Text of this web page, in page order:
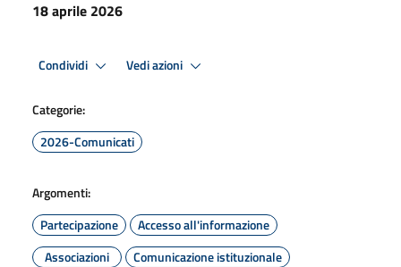
18 aprile 2026
Condividi Vedi azioni
Categorie:
2026-Comunicati
Argomenti:
Partecipazione
Accesso all'informazione
Associazioni
Comunicazione istituzionale